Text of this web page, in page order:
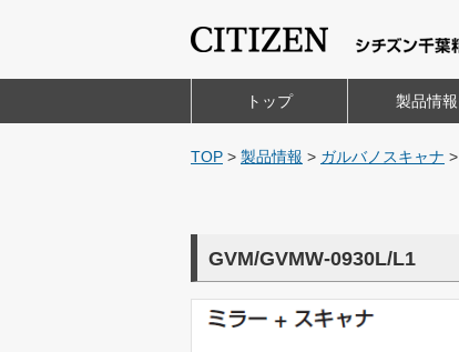
トップ 製品情報
TOP > 製品情報 > ガルバノスキャナ >
GVM/GVMW-0930L/L1